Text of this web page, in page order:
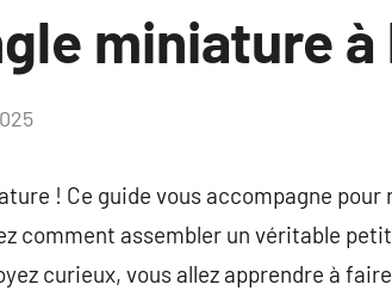
miniature à
! Ce guide vous accompagne pour
comment assembler un véritable
curieux, vous allez apprendre à